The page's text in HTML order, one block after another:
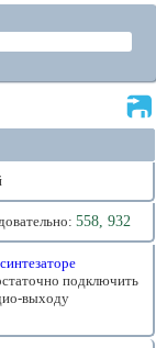
558, 932
подключить
выходу